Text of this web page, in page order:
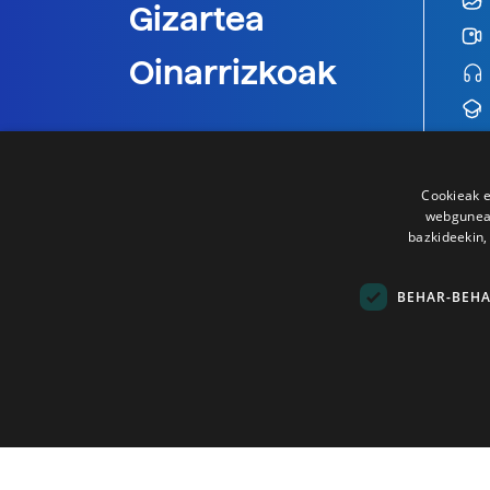
Gizartea
Oinarrizkoak
Cookieak
BEHAR-